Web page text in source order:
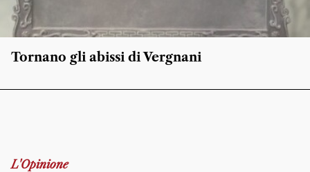
Tornano gli abissi di Vergnani
L'Opinione